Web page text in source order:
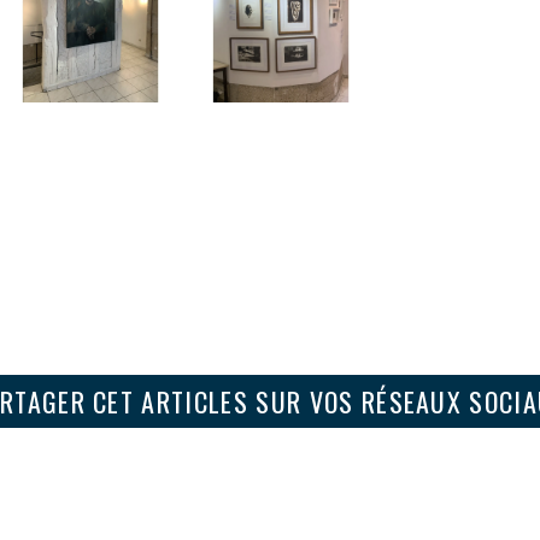
CET ARTICLES SUR VOS RÉSEAUX